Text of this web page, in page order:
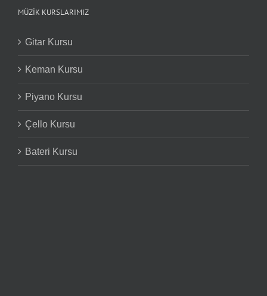
MÜZIK KURSLARIMIZ
Gitar Kursu
Keman Kursu
Piyano Kursu
Çello Kursu
Bateri Kursu